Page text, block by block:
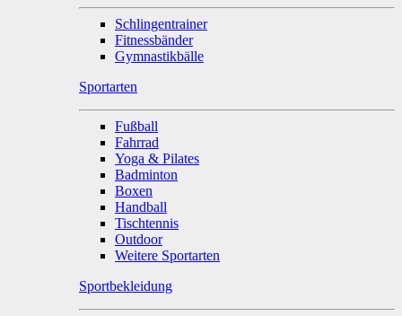
Schlingentrainer
Fitnessbänder
Gymnastikbälle
Sportarten
Fußball
Fahrrad
Yoga & Pilates
Badminton
Boxen
Handball
Tischtennis
Outdoor
Weitere Sportarten
Sportbekleidung